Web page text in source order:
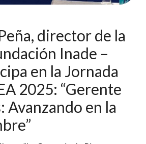
director de la
Inade –
en la Jornada
2025: “Gerente
Avanzando en la